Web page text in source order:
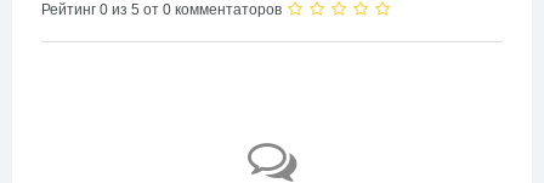
Рейтинг 0 из 5 от 0 комментаторов